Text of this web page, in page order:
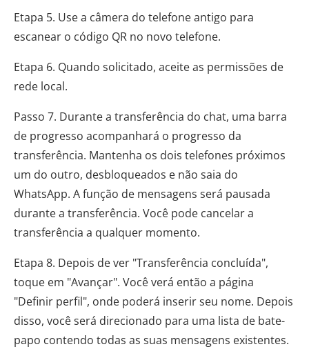
Etapa 5. Use a câmera do telefone antigo para
escanear o código QR no novo telefone.
Etapa 6. Quando solicitado, aceite as permissões de
rede local.
Passo 7. Durante a transferência do chat, uma barra
de progresso acompanhará o progresso da
transferência. Mantenha os dois telefones próximos
um do outro, desbloqueados e não saia do
WhatsApp. A função de mensagens será pausada
durante a transferência. Você pode cancelar a
transferência a qualquer momento.
Etapa 8. Depois de ver "Transferência concluída",
toque em "Avançar". Você verá então a página
"Definir perfil", onde poderá inserir seu nome. Depois
disso, você será direcionado para uma lista de bate-
papo contendo todas as suas mensagens existentes.